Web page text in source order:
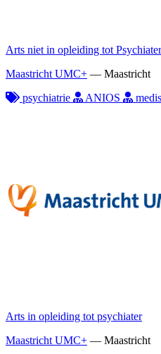
Arts niet in opleiding tot Psychiater
Maastricht UMC+ — Maastricht
psychiatrie
ANIOS
Arts in opleiding tot psychiater
Maastricht UMC+ — Maastricht